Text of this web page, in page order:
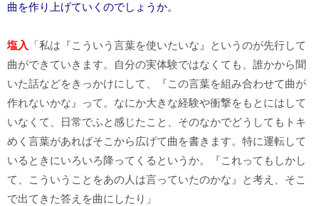
曲を作り上げていくのでしょうか。
塩入
「私は『こういう言葉を使いたいな』というのが先行して
曲ができていきます。自分の実体験ではなくても、誰かから聞
いた話などをきっかけにして、『この言葉を組み合わせて曲が
作れないかな』って。なにか大きな経験や衝撃をもとにはして
いなくて、日常でふと感じたこと、そのなかでどうしてもトキ
めく言葉があればそこから広げて曲を書きます。特に運転して
いるときにいろいろ降ってくるというか。『これってもしかし
て、こういうことをあの人は言っていたのかな』と考え、そこ
で出てきた答えを曲にしたり」